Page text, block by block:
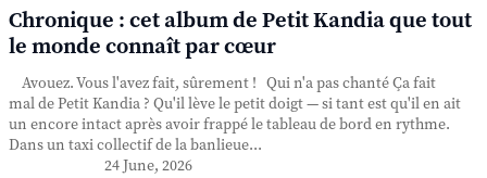
Chronique : cet album de Petit Kandia que tout
le monde connaît par cœur
Avouez. Vous l'avez fait, sûrement ! Qui n'a pas chanté Ça fait
mal de Petit Kandia ? Qu'il lève le petit doigt — si tant est qu'il en ait
un encore intact après avoir frappé le tableau de bord en rythme.
Dans un taxi collectif de la banlieue...
24 June, 2026